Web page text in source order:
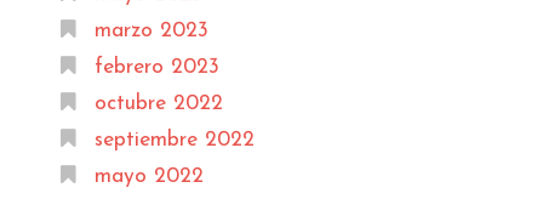
marzo 2023
febrero 2023
octubre 2022
septiembre 2022
mayo 2022